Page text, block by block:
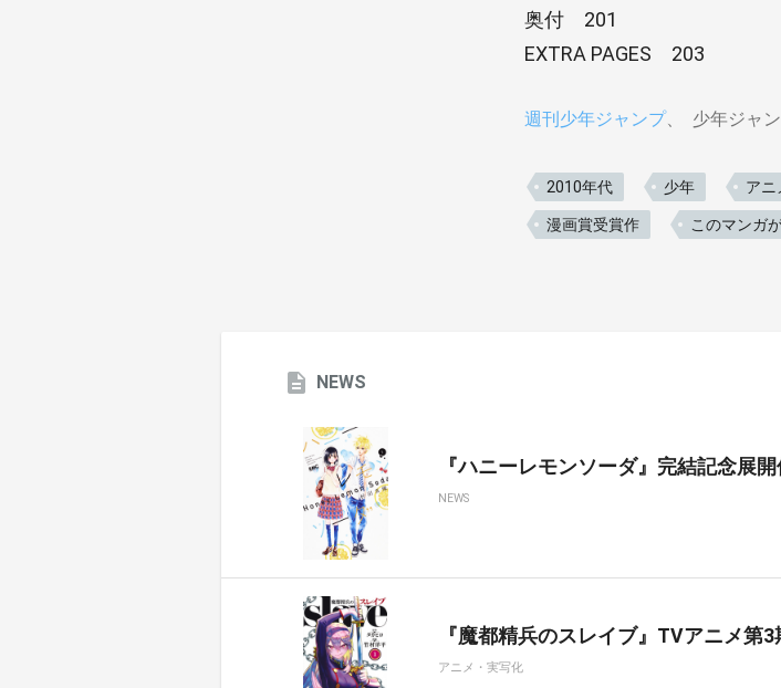
奥付 201
EXTRA PAGES 203
週刊少年ジャンプ 少年ジャ
2010年代 少年 アニ
漫画賞受賞作 このマンガ
NEWS
『ハニーレモンソーダ』完結記念展開
NEWS
『魔都精兵のスレイブ』TVアニメ第3
アニメ・実写化